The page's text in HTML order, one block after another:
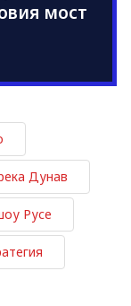
мост
Дунав
Русе